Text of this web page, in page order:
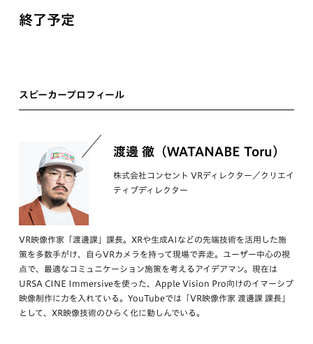
終了予定
スピーカープロフィール
渡邊 徹（WATANABE Toru）
株式会社コンセント VRディレクター／クリエイ
ティブディレクター
VR映像作家「渡邊課」課長。XRや生成AIなどの先端技術を活用した施
策を多数手がけ、自らVRカメラを持って現場で奔走。ユーザー中心の視
点で、最適なコミュニケーション施策を考えるアイデアマン。現在は
URSA CINE Immersiveを使った、Apple Vision Pro向けのイマーシブ
映像制作に力を入れている。YouTubeでは「VR映像作家 渡邊課 課長」
として、XR映像技術のひらく化に勤しんでいる。